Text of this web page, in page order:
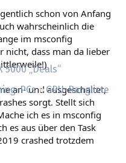
5000 „Deals“
PCs
GPU-Rangliste
schon von Anfang
wahrscheinlich die
im msconfig
nicht, dass man da lieber
an- und ausgeschaltet,
sorgt. Stellt sich
ich es in msconfig
es aus über den Task
crashed trotzdem